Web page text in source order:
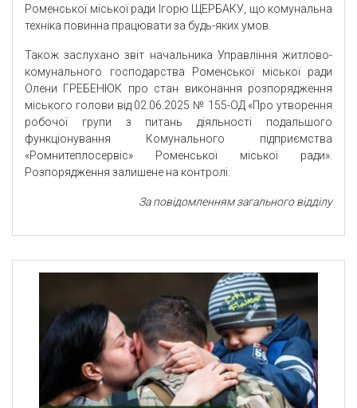
Роменської міської ради Ігорю ЩЕРБАКУ, що комунальна
техніка повинна працювати за будь-яких умов.
Також заслухано звіт начальника Управління житлово-
комунального господарства Роменської міської ради
Олени ГРЕБЕНЮК про стан виконання розпорядження
міського голови від 02.06.2025 № 155-ОД «Про утворення
робочої групи з питань діяльності подальшого
функціонування Комунального підприємства
«Ромнитеплосервіс» Роменської міської ради».
Розпорядження залишене на контролі.
За повідомленням загального відділу